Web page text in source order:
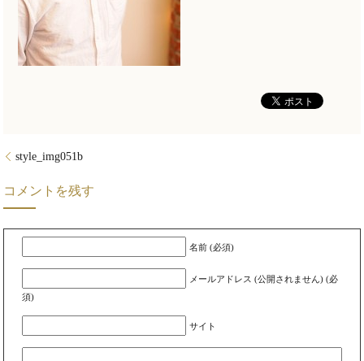
style_img051b
コメントを残す
名前 (必須)
メールアドレス (公開されません) (必
須)
サイト